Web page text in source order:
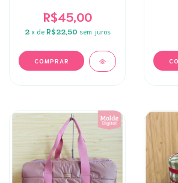
R$45,00
2 x de R$22,50 sem juros